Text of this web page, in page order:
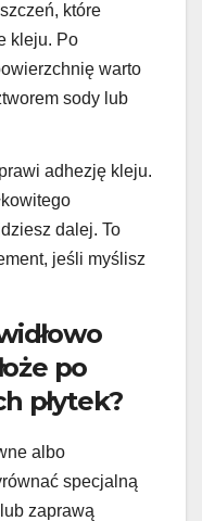
które
kleju. Po
warto
sody lub
adhezję kleju.
dalej. To
jeśli myślisz
po
płytek?
albo
specjalną
zaprawą